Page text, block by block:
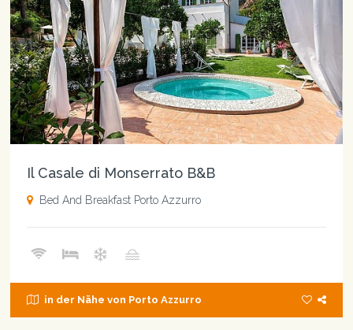
Il Casale di Monserrato B&B
Bed And Breakfast Porto Azzurro
in der Nähe von Porto Azzurro